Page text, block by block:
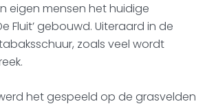
eigen mensen het huidige
Fluit’ gebouwd. Uiteraard in de
zoals veel wordt
het gespeeld op de grasvelden